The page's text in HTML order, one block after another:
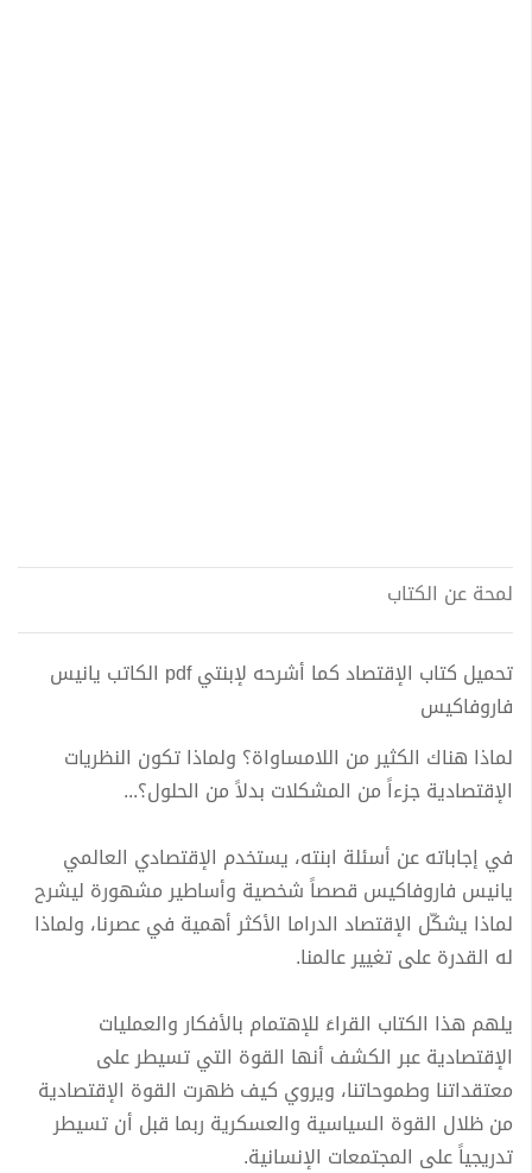
لمحة عن الكتاب
تحميل كتاب الإقتصاد كما أشرحه لإبنتي pdf الكاتب يانيس
فاروفاكيس
لماذا هناك الكثير من اللامساواة؟ ولماذا تكون النظريات
الإقتصادية جزءاً من المشكلات بدلاً من الحلول؟...
في إجاباته عن أسئلة ابنته، يستخدم الإقتصادي العالمي
يانيس فاروفاكيس قصصاً شخصية وأساطير مشهورة ليشرح
لماذا يشكّل الإقتصاد الدراما الأكثر أهمية في عصرنا، ولماذا
له القدرة على تغيير عالمنا.
يلهم هذا الكتاب القراءَ للإهتمام بالأفكار والعمليات
الإقتصادية عبر الكشف أنها القوة التي تسيطر على
معتقداتنا وطموحاتنا، ويروي كيف ظهرت القوة الإقتصادية
من ظلال القوة السياسية والعسكرية ربما قبل أن تسيطر
تدريجياً على المجتمعات الإنسانية.